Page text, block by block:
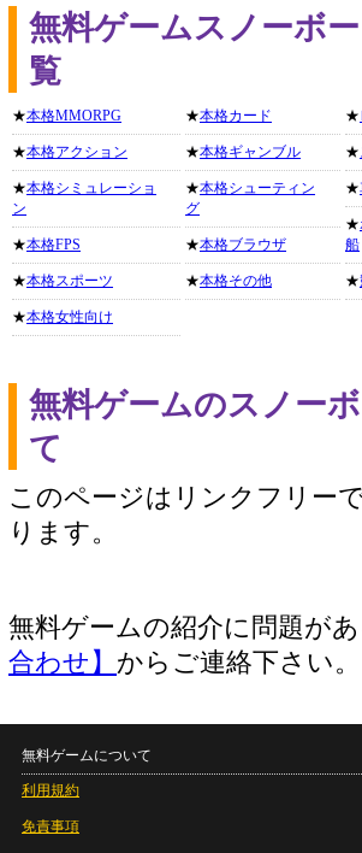
無料ゲームスノーボ
覧
★本格MMORPG
★本格アクション
★本格シミュレーショ
ン
★本格FPS
★本格スポーツ
★本格女性向け
★本格カード
★本格ギャンブル
★本格シューティン
グ
★本格ブラウザ
★本格その他
★
★
★
★
船
★
無料ゲームのスノー
て
このページはリンクフリー
ります。
無料ゲームの紹介に問題が
合わせ】 からご連絡下さい。
無料ゲームについて
利用規約
免責事項